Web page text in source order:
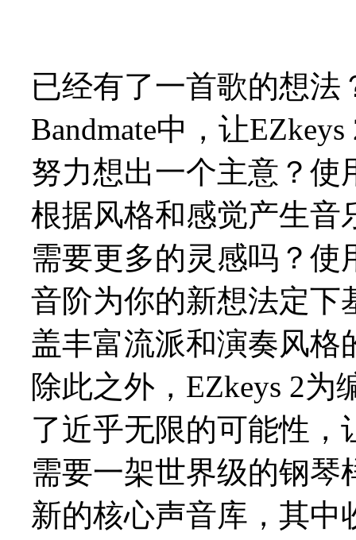
已经有了一首歌的想
Bandmate中，让
努力想出一个主意？使
根据风格和感觉产生音
需要更多的灵感吗？使
音阶为你的新想法定下
盖丰富流派和演奏风
除此之外，EZkeys 2
了近乎无限的可能性，
需要一架世界级的钢琴
新的核心声音库，其中